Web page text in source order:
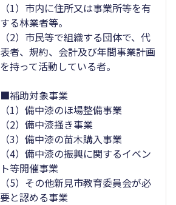
（1）市内に住所又は事業所等を有
する林業者等。
（2）市民等で組織する団体で、代
表者、規約、会計及び年間事業計画
を持って活動している者。
■補助対象事業
（1）備中漆のほ場整備事業
（2）備中漆掻き事業
（3）備中漆の苗木購入事業
（4）備中漆の振興に関するイベン
ト等開催事業
（5）その他新見市教育委員会が必
要と認める事業